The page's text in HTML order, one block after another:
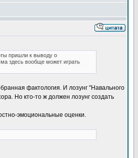
пришли к выводу о
здесь вообще может играть
фактология. И лозунг "Навального
Но кто-то ж должен лозунг создать
эмоциональные оценки.